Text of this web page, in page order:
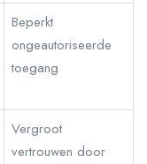
Beperkt
ongeautoriseerde
toegang
Vergroot
vertrouwen door